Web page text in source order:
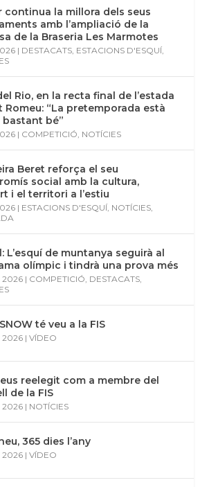
continua la millora dels seus
amb l’ampliació de la
de la Braseria Les Marmotes
| DESTACATS ESTACIONS D'ESQUÍ
Rio, en la recta final de l’estada
Romeu: “La pretemporada està
bé”
| COMPETICIÓ NOTÍCIES
Beret reforça el seu
social amb la cultura,
i el territori a l’estiu
| ESTACIONS D'ESQUÍ NOTÍCIES
L’esquí de muntanya seguirà al
olímpic i tindrà una prova més
2026 | COMPETICIÓ DESTACATS
té veu a la FIS
2026 |VÍDEO
reelegit com a membre del
de la FIS
2026 | NOTÍCIES
365 dies l’any
2026 |VÍDEO